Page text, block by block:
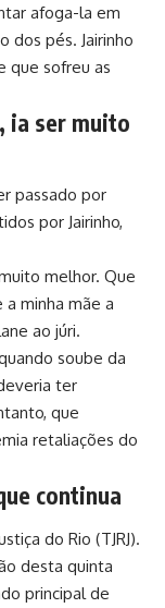
afoga-la em
dos pés. Jairinho
que sofreu as
ia ser muito
passado por
por Jairinho,
melhor. Que
minha mãe a
ao júri.
soube da
ter
que
retaliações do
continua
do Rio (TJRJ).
desta quinta
principal de